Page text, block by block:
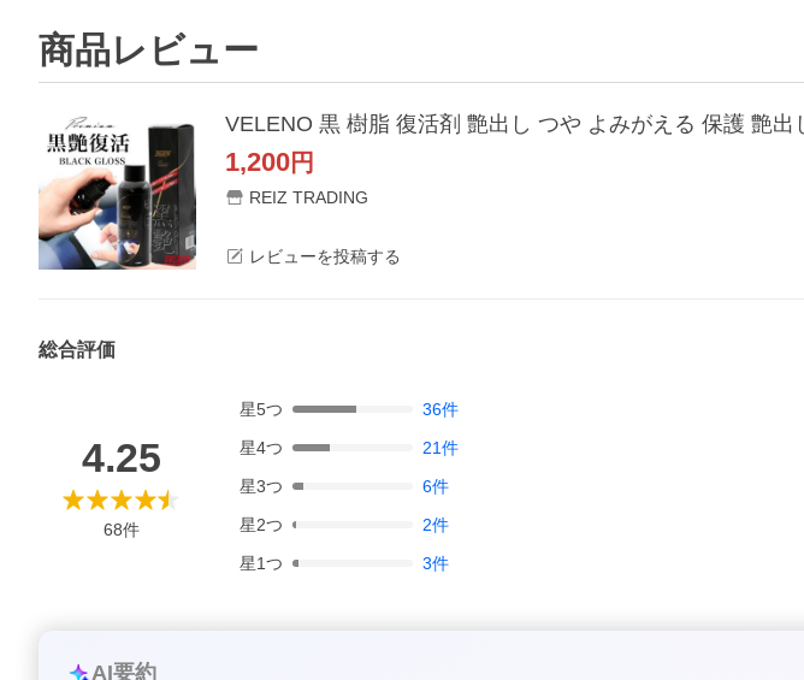
商品レビュー
VELENO 黒 樹脂 復活剤 艶出し つや よみがえる 保護 艶
1,200円
REIZ TRADING
レビューを投稿する
総合評価
4.25
68件
星5つ 36件
星4つ 21件
星3つ 6件
星2つ 2件
星1つ 3件
AI要約